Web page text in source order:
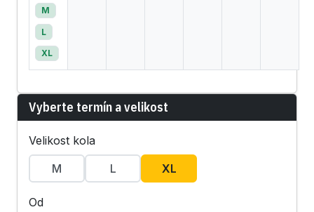
M
L
XL
Vyberte termín a velikost
Velikost kola
M
L XL
Od